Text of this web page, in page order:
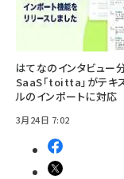
はてなのインタビュー
SaaS「toitta」がテキ
ルのインポートに対応
3月24日 7:02